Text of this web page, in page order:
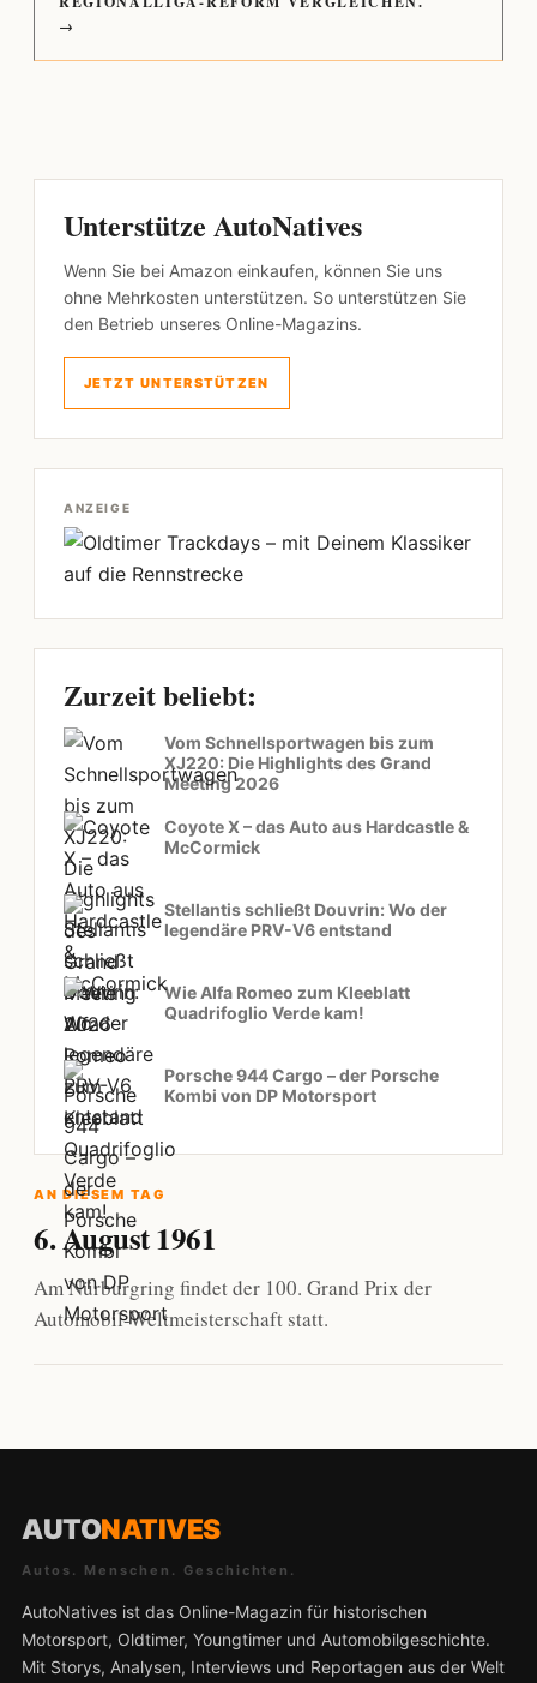
→
Unterstütze AutoNatives
Wenn Sie bei Amazon einkaufen, können Sie uns
ohne Mehrkosten unterstützen. So unterstützen Sie
den Betrieb unseres Online-Magazins.
JETZT UNTERSTÜTZEN
ANZEIGE
Zurzeit beliebt:
Vom Schnellsportwagen bis zum
XJ220: Die Highlights des Grand
Meeting 2026
Coyote X – das Auto aus Hardcastle &
McCormick
Stellantis schließt Douvrin: Wo der
legendäre PRV-V6 entstand
Wie Alfa Romeo zum Kleeblatt
Quadrifoglio Verde kam!
Porsche 944 Cargo – der Porsche
Kombi von DP Motorsport
AN DIESEM TAG
6. August 1961
Am Nürburgring findet der 100. Grand Prix der
Automobil-Weltmeisterschaft statt.
AUTONATIVES
Autos. Menschen. Geschichten.
AutoNatives ist das Online-Magazin für historischen
Motorsport, Oldtimer, Youngtimer und Automobilgeschichte.
Mit Storys, Analysen, Interviews und Reportagen aus der Welt